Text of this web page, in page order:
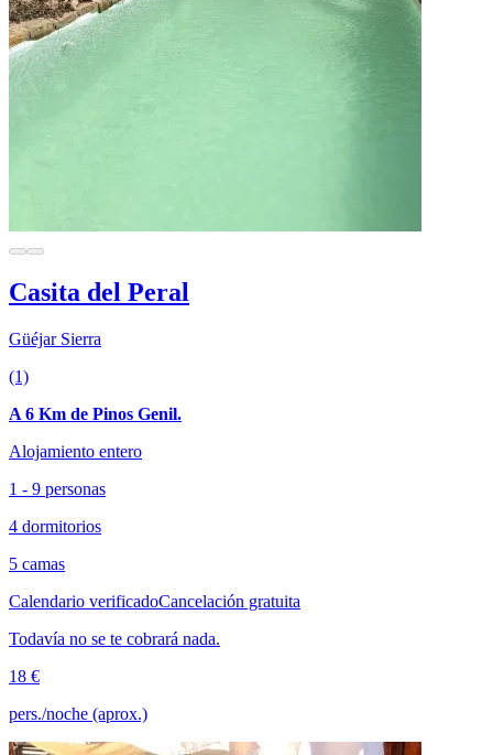
Casita del Peral
Güéjar Sierra
(1)
A 6 Km de Pinos Genil.
Alojamiento entero
1 - 9 personas
4 dormitorios
5 camas
Calendario verificadoCancelación gratuita
Todavía no se te cobrará nada.
18 €
pers./noche (aprox.)